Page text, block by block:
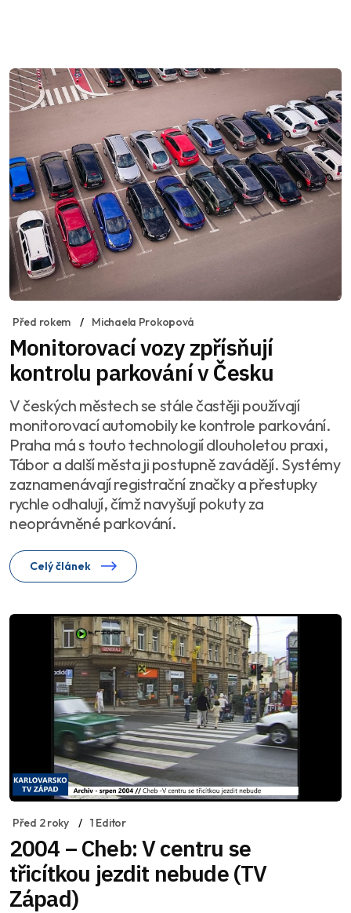
Před rokem Michaela Prokopová
Monitorovací vozy zpřísňují
kontrolu parkování v Česku
V českých městech se stále častěji používají
monitorovací automobily ke kontrole parkování.
Praha má s touto technologií dlouholetou praxi,
Tábor a další města ji postupně zavádějí. Systémy
zaznamenávají registrační značky a přestupky
rychle odhalují, čímž navyšují pokuty za
neoprávněné parkování.
Celý článek
Před 2 roky 1 Editor
2004 – Cheb: V centru se
třicítkou jezdit nebude (TV
Západ)